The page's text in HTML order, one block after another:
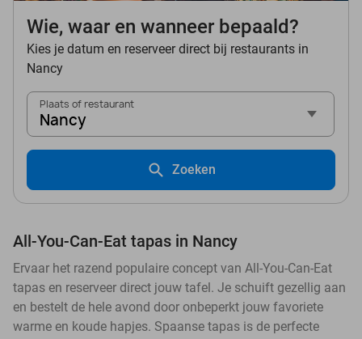
Wie, waar en wanneer bepaald?
Kies je datum en reserveer direct bij restaurants in
Nancy
Plaats of restaurant
Nancy
Zoeken
All-You-Can-Eat tapas in Nancy
Ervaar het razend populaire concept van All-You-Can-Eat
tapas en reserveer direct jouw tafel. Je schuift gezellig aan
en bestelt de hele avond door onbeperkt jouw favoriete
warme en koude hapjes. Spaanse tapas is de perfecte